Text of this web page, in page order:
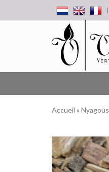
|
Accueil » Nyagous